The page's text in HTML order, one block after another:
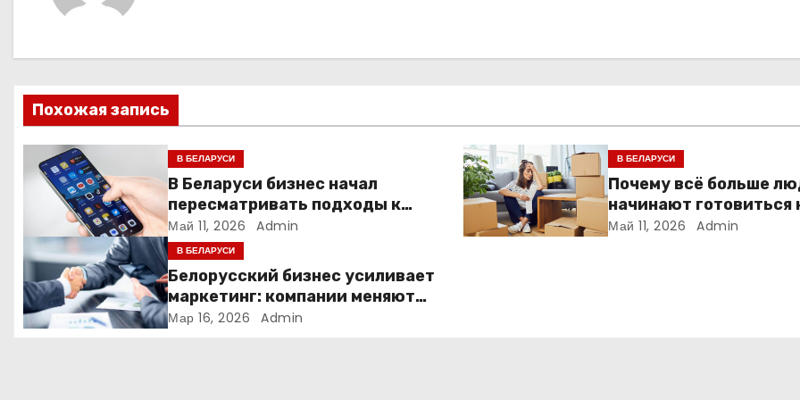
ц
и
я
о
з
а
Похожая запись
В БЕЛАРУСИ
В Беларуси бизнес начал
пересматривать подходы к
маркетингу и digital-рекламе
Май 11, 2026 Admin
В БЕЛАРУСИ
Почему всё больше
начинают готовиться
переезду заранее
Май 11, 2026 Admin
В БЕЛАРУСИ
Белорусский бизнес усиливает
маркетинг: компании меняют
стратегии продвижения
Мар 16, 2026 Admin